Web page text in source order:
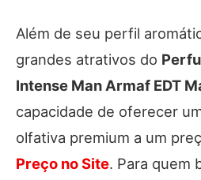
Além de seu perfil
grandes atrativos do
Intense Man Armaf EDT
capacidade de oferecer
olfativa premium a um
Preço no Site. Para quem